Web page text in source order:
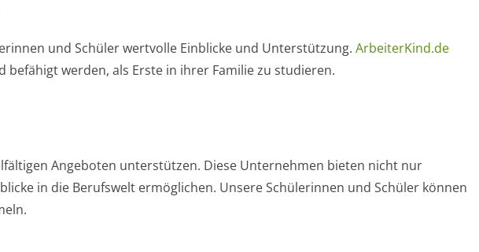
und Schüler wertvolle Einblicke und Unterstützung. ArbeiterKind.de
werden, als Erste in ihrer Familie zu studieren.
Angeboten unterstützen. Diese Unternehmen bieten nicht nur
in die Berufswelt ermöglichen. Unsere Schülerinnen und Schüler können